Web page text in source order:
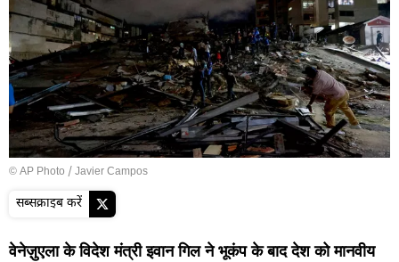
© AP Photo / Javier Campos
सब्सक्राइब करें
वेनेज़ुएला के विदेश मंत्री इवान गिल ने भूकंप के बाद देश को मानवीय